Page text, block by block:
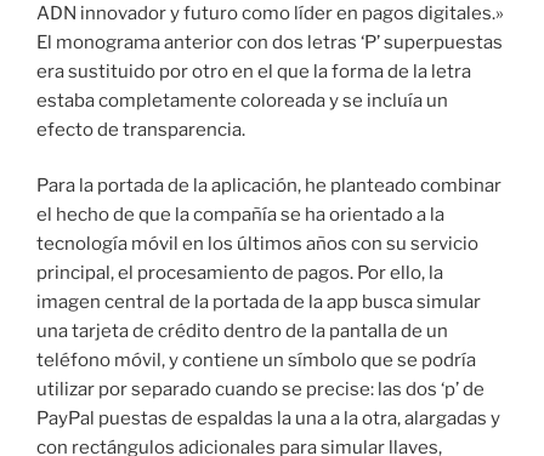
ADN innovador y futuro como líder en pagos digitales.»
El monograma anterior con dos letras ‘P’ superpuestas
era sustituido por otro en el que la forma de la letra
estaba completamente coloreada y se incluía un
efecto de transparencia.
Para la portada de la aplicación, he planteado combinar
el hecho de que la compañía se ha orientado a la
tecnología móvil en los últimos años con su servicio
principal, el procesamiento de pagos. Por ello, la
imagen central de la portada de la app busca simular
una tarjeta de crédito dentro de la pantalla de un
teléfono móvil, y contiene un símbolo que se podría
utilizar por separado cuando se precise: las dos ‘p’ de
PayPal puestas de espaldas la una a la otra, alargadas y
con rectángulos adicionales para simular llaves,